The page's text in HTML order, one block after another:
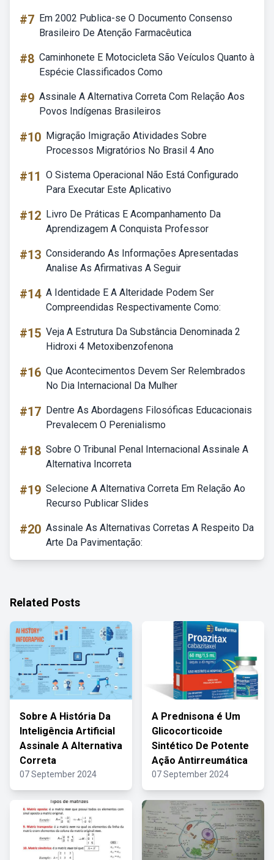
#7 Em 2002 Publica-se O Documento Consenso
Brasileiro De Atenção Farmacêutica
#8 Caminhonete E Motocicleta São Veículos Quanto à
Espécie Classificados Como
#9 Assinale A Alternativa Correta Com Relação Aos
Povos Indígenas Brasileiros
#10 Migração Imigração Atividades Sobre
Processos Migratórios No Brasil 4 Ano
#11 O Sistema Operacional Não Está Configurado
Para Executar Este Aplicativo
#12 Livro De Práticas E Acompanhamento Da
Aprendizagem A Conquista Professor
#13 Considerando As Informações Apresentadas
Analise As Afirmativas A Seguir
#14 A Identidade E A Alteridade Podem Ser
Compreendidas Respectivamente Como:
#15 Veja A Estrutura Da Substância Denominada 2
Hidroxi 4 Metoxibenzofenona
#16 Que Acontecimentos Devem Ser Relembrados
No Dia Internacional Da Mulher
#17 Dentre As Abordagens Filosóficas Educacionais
Prevalecem O Perenialismo
#18 Sobre O Tribunal Penal Internacional Assinale A
Alternativa Incorreta
#19 Selecione A Alternativa Correta Em Relação Ao
Recurso Publicar Slides
#20 Assinale As Alternativas Corretas A Respeito Da
Arte Da Pavimentação:
Related Posts
Sobre A História Da
Inteligência Artificial
Assinale A Alternativa
Correta
07 September 2024
A Prednisona é Um
Glicocorticoide
Sintético De Potente
Ação Antirreumática
07 September 2024